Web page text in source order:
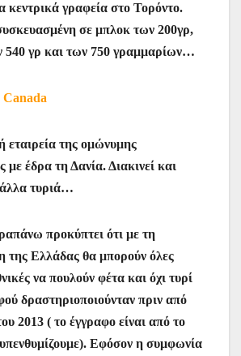
κεντρικά γραφεία στο Τορόντο.
σε μπλοκ των 200γρ,
540 γρ και των 750 γραμμαρίων…
εταιρεία της ομώνυμης
με έδρα τη Δανία. Διακινεί και
τυριά…
προκύπτει ότι με τη
Ελλάδας θα μπορούν όλες
να πουλούν φέτα και όχι τυρί
δραστηριοποιούνταν πριν από
2013 ( το έγγραφο είναι από το
Εφόσον η συμφωνία